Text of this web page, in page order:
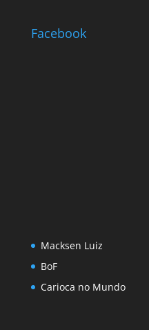
Facebook
Macksen Luiz
BoF
Carioca no Mundo